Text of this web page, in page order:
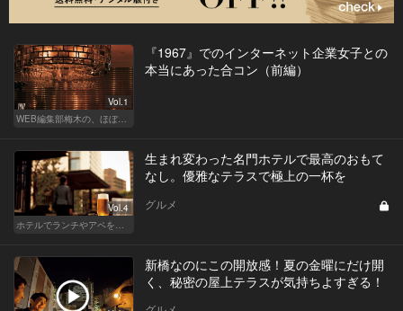
Vol.1
WEB編集部梅木の、ほぼノンフィクション合コン実況中継
『1967』でのインターネット企業女子との
本当にあった合コン（前編）
Vol.4
ホテルでランチやアペを楽しもう！東京の名店へ
生まれ変わった名門ホテルで最高のおもて
なし。優雅なテラスで極上の一杯を
グルメ
新橋なのにこの開放感！夏の金曜にだけ開
く、秘密の屋上テラスが気持ちよすぎる！